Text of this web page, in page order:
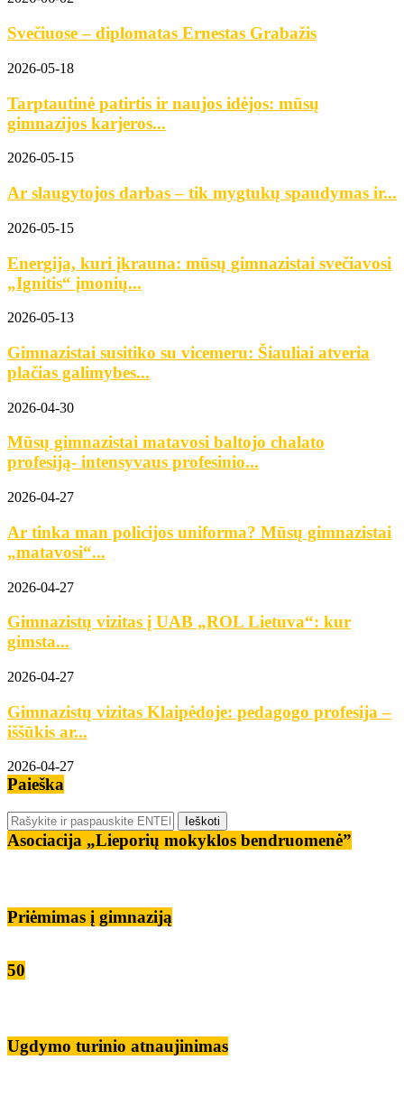
Svečiuose – diplomatas Ernestas Grabažis
2026-05-18
Tarptautinė patirtis ir naujos idėjos: mūsų
gimnazijos karjeros...
2026-05-15
Ar slaugytojos darbas – tik mygtukų spaudymas ir...
2026-05-15
Energija, kuri įkrauna: mūsų gimnazistai svečiavosi
„Ignitis“ įmonių...
2026-05-13
Gimnazistai susitiko su vicemeru: Šiauliai atveria
plačias galimybes...
2026-04-30
Mūsų gimnazistai matavosi baltojo chalato
profesiją- intensyvaus profesinio...
2026-04-27
Ar tinka man policijos uniforma? Mūsų gimnazistai
„matavosi“...
2026-04-27
Gimnazistų vizitas į UAB „ROL Lietuva“: kur
gimsta...
2026-04-27
Gimnazistų vizitas Klaipėdoje: pedagogo profesija –
iššūkis ar...
2026-04-27
Paieška
Asociacija „Lieporių mokyklos bendruomenė”
Priėmimas į gimnaziją
50
Ugdymo turinio atnaujinimas